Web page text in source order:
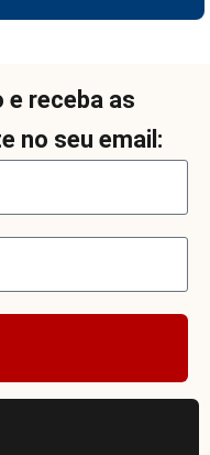
e receba as
no seu email: